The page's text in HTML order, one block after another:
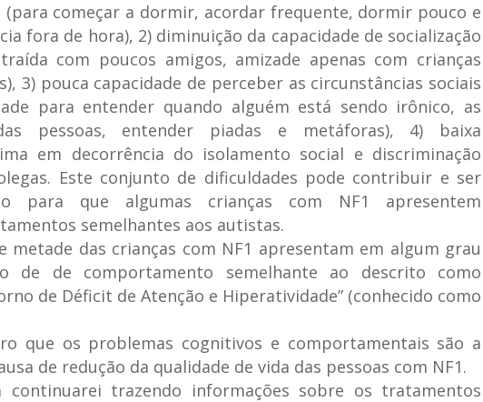
(para começar a dormir, acordar frequente, dormir pouco e
fora de hora), 2) diminuição da capacidade de socialização
com poucos amigos, amizade apenas com crianças
3) pouca capacidade de perceber as circunstâncias sociais
para entender quando alguém está sendo irônico, as
pessoas, entender piadas e metáforas), 4) baixa
em decorrência do isolamento social e discriminação
Este conjunto de dificuldades pode contribuir e ser
para que algumas crianças com NF1 apresentem
semelhantes aos autistas.
metade das crianças com NF1 apresentam em algum grau
de de comportamento semelhante ao descrito como
de Déficit de Atenção e Hiperatividade” (conhecido como
que os problemas cognitivos e comportamentais são a
de redução da qualidade de vida das pessoas com NF1.
continuarei trazendo informações sobre os tratamentos